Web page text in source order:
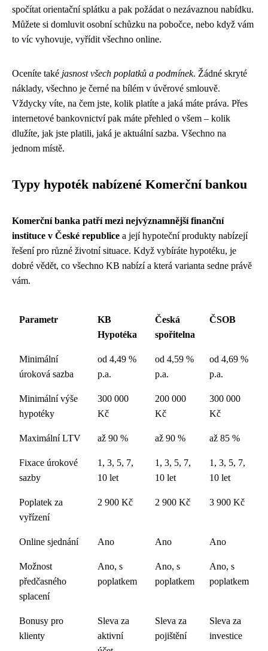
spočítat orientační splátku a pak požádat o nezávaznou nabídku.
Můžete si domluvit osobní schůzku na pobočce, nebo když vám
to víc vyhovuje, vyřídit všechno online.
Oceníte také jasnost všech poplatků a podmínek. Žádné skryté
náklady, všechno je černé na bílém v úvěrové smlouvě.
Vždycky víte, na čem jste, kolik platíte a jaká máte práva. Přes
internetové bankovnictví pak máte přehled o všem – kolik
dlužíte, jak jste platili, jaká je aktuální sazba. Všechno na
jednom místě.
Typy hypoték nabízené Komerční bankou
Komerční banka patří mezi nejvýznamnější finanční
instituce v České republice a její hypoteční produkty nabízejí
řešení pro různé životní situace. Když vybíráte hypotéku, je
dobré vědět, co všechno KB nabízí a která varianta sedne právě
vám.
Parametr
KB
Hypotéka
Česká
spořitelna
ČSOB
Minimální
úroková sazba
od 4,49 %
p.a.
od 4,59 %
p.a.
od 4,69 %
p.a.
Minimální výše
hypotéky
300 000
Kč
200 000
Kč
300 000
Kč
Maximální LTV až 90 % až 90 % až 85 %
Fixace úrokové
sazby
1, 3, 5, 7,
10 let
1, 3, 5, 7,
10 let
1, 3, 5, 7,
10 let
Poplatek za
vyřízení
2 900 Kč 2 900 Kč 3 900 Kč
Online sjednání Ano Ano Ano
Možnost
předčasného
splacení
Ano, s
poplatkem
Ano, s
poplatkem
Ano, s
poplatkem
Bonusy pro
klienty
Sleva za
aktivní
Sleva za
pojištění
Sleva za
investice